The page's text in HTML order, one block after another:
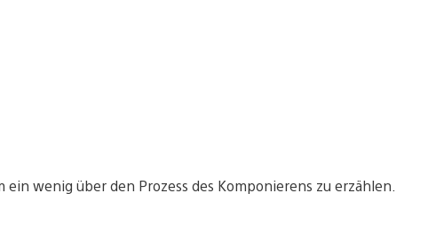
wenig über den Prozess des Komponierens zu erzählen.